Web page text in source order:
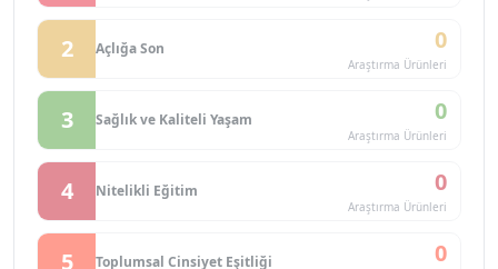
2 Açlığa Son 0
Araştırma Ürünleri
3 Sağlık ve Kaliteli Yaşam 0
Araştırma Ürünleri
4 Nitelikli Eğitim 0
Araştırma Ürünleri
5 Toplumsal Cinsiyet Eşitliği 0